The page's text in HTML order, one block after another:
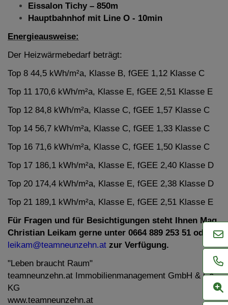
Eissalon Tichy – 850m
Hauptbahnhof mit Line O - 10min
Energieausweise:
Der Heizwärmebedarf beträgt:
Top 8 44,5 kWh/m²a, Klasse B, fGEE 1,12 Klasse C
Top 11 170,6 kWh/m²a, Klasse E, fGEE 2,51 Klasse E
Top 12 84,8 kWh/m²a, Klasse C, fGEE 1,57 Klasse C
Top 14 56,7 kWh/m²a, Klasse C, fGEE 1,33 Klasse C
Top 16 71,6 kWh/m²a, Klasse C, fGEE 1,50 Klasse C
Top 17 186,1 kWh/m²a, Klasse E, fGEE 2,40 Klasse D
Top 20 174,4 kWh/m²a, Klasse E, fGEE 2,38 Klasse D
Top 21 189,1 kWh/m²a, Klasse E, fGEE 2,51 Klasse E
Für Fragen und für Besichtigungen steht Ihnen Mag.
Christian Leikam gerne unter 0664 889 253 51 oder
leikam@teamneunzehn.at zur Verfügung.
"Leben braucht Raum"
teamneunzehn.at Immobilienmanagement GmbH & Co
KG
www.teamneunzehn.at